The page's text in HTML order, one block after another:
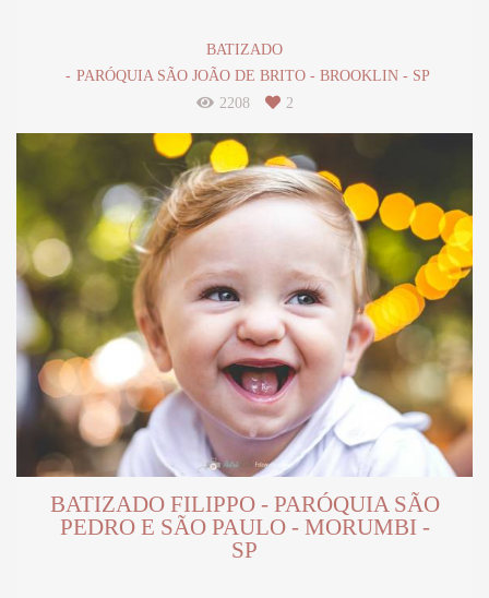
BATIZADO
PARÓQUIA SÃO JOÃO DE BRITO - BROOKLIN - SP
2208
2
BATIZADO FILIPPO - PARÓQUIA SÃO
PEDRO E SÃO PAULO - MORUMBI -
SP